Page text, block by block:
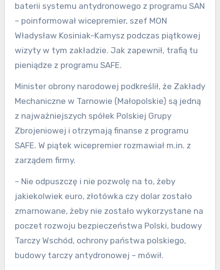
baterii systemu antydronowego z programu SAN
– poinformował wicepremier, szef MON
Władysław Kosiniak-Kamysz podczas piątkowej
wizyty w tym zakładzie. Jak zapewnił, trafią tu
pieniądze z programu SAFE.
Minister obrony narodowej podkreślił, że Zakłady
Mechaniczne w Tarnowie (Małopolskie) są jedną
z najważniejszych spółek Polskiej Grupy
Zbrojeniowej i otrzymają finanse z programu
SAFE. W piątek wicepremier rozmawiał m.in. z
zarządem firmy.
– Nie odpuszczę i nie pozwolę na to, żeby
jakiekolwiek euro, złotówka czy dolar zostało
zmarnowane, żeby nie zostało wykorzystane na
poczet rozwoju bezpieczeństwa Polski, budowy
Tarczy Wschód, ochrony państwa polskiego,
budowy tarczy antydronowej – mówił.